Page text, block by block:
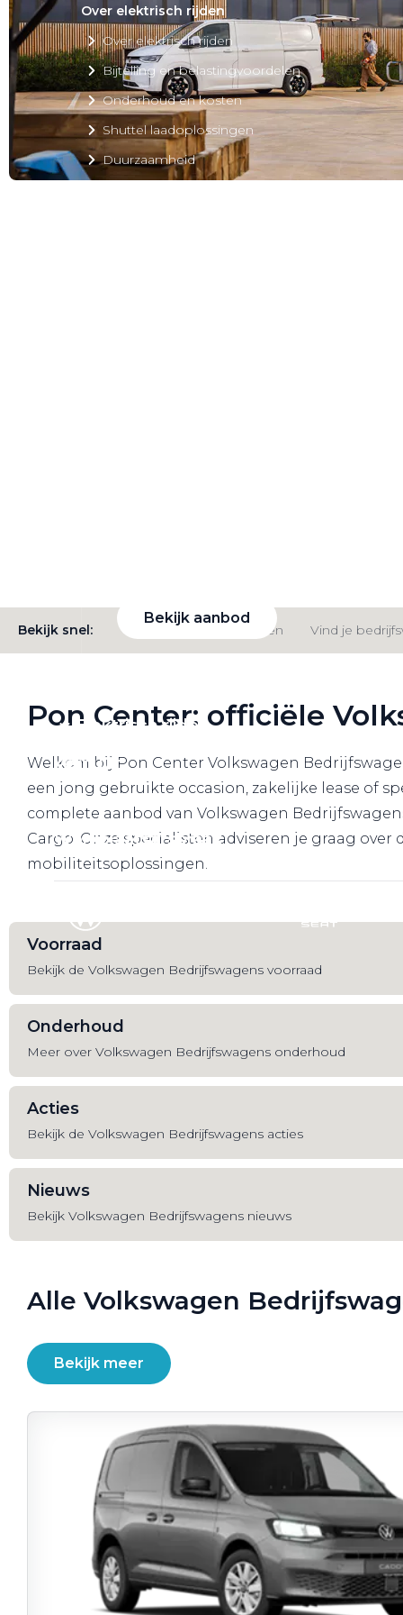
Over elektrisch rijden
Over elektrisch rijden
Bijtelling en belastingvoordelen
Onderhoud en kosten
Shuttel laadoplossingen
Duurzaamheid
Bekijk aanbod
Elektrisch rijden
Verhuur
Vestigingen
Werkplaatsafspraak
Bekijk snel: Bedrijfswagens modellen Vind je
Pon Center: officiële
Welkom bij Pon Center Volkswagen
een jong gebruikte occasion, zakelijke lease of
complete aanbod van Volkswagen
Cargo. Onze specialisten adviseren je graag
mobiliteitsoplossingen.
Voorraad
Bekijk de Volkswagen Bedrijfswagens voorraad
Onderhoud
Meer over Volkswagen Bedrijfswagens onderhoud
Acties
Bekijk de Volkswagen Bedrijfswagens acties
Nieuws
Bekijk Volkswagen Bedrijfswagens nieuws
Alle Volkswagen
Bekijk meer